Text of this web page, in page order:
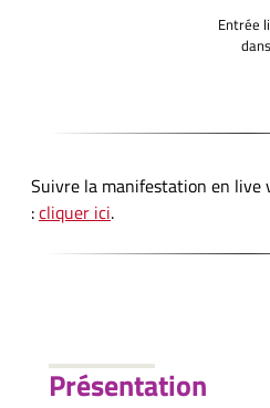
Entrée
Suivre la manifestation en live
:cliquer ici.
Présentation